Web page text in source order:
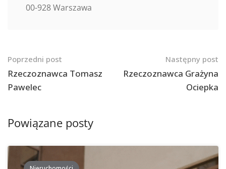
00-928 Warszawa
Nawigacja
po
postach
Poprzedni post
Rzeczoznawca Tomasz
Pawelec
Następny post
Rzeczoznawca Grażyna
Ociepka
Powiązane posty